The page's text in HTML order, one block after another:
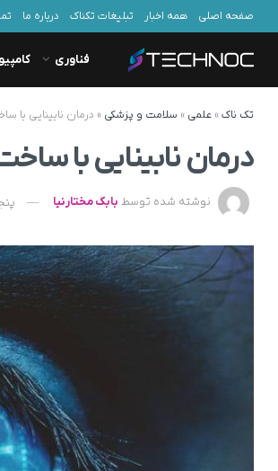
صفحه اصلی همه اخبار تبلیغات تکناک درباره ما
فناوری
تک ناک» علمی » سلامت و پزشکی » درمان نابینایی
درمان نابینایی با
نوشته شده توسط بابک مختارنیا پنجشنبه 14 اردیبهشت